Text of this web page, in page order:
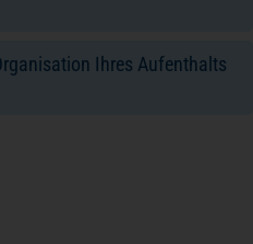
Ihres Aufenthalts